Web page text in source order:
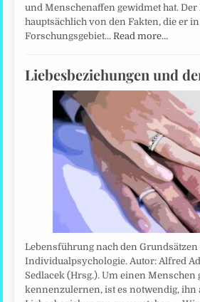
und Menschenaffen gewidmet hat.
hauptsächlich von den Fakten, die er
Forschungsgebiet…Read more…
Liebesbeziehungen und
Lebensführung nach den Grundsätzen
Individualpsychologie. Autor: Alfred
Sedlacek (Hrsg.). Um einen Menschen
kennenzulernen, ist es notwendig, ihn